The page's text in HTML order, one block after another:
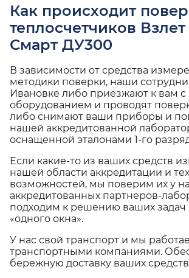
Как происходит
теплосчетчиков
Смарт ДУ300
В зависимости от средства
методики поверки, наши
Ивановке либо приезжают к вам с
оборудованием и проводят
либо снимают ваши приборы и
нашей аккредитованной
оснащенной эталонами 1-го
Если какие-то из ваших средств
нашей области аккредитации и
возможностей, мы поверим их у
аккредитованных партнеров-
подходим к решению ваших
«одного окна».
У нас свой транспорт и мы
транспортными компаниями.
бережную доставку ваших